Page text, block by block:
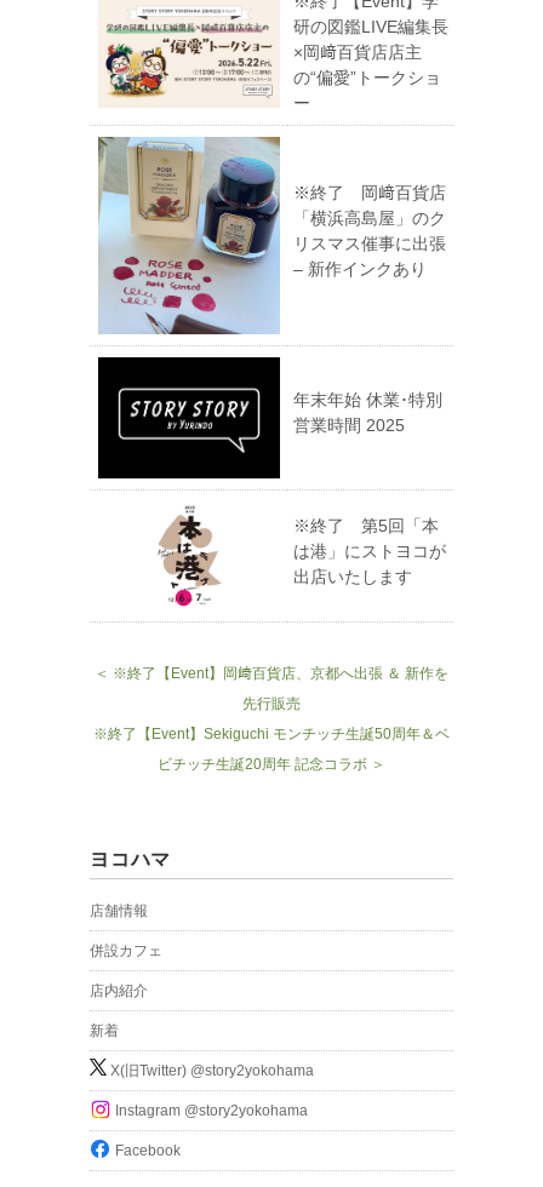
研の図鑑LIVE編集長
×岡﨑百貨店店主
の“偏愛”トークショ
ー
※終了 岡﨑百貨店
「横浜高島屋」のク
リスマス催事に出張
– 新作インクあり
年末年始 休業･特別
営業時間 2025
※終了 第5回「本
は港」にストヨコが
出店いたします
＜ ※終了【Event】岡﨑百貨店、京都へ出張 ＆ 新作を
先行販売
※終了【Event】Sekiguchi モンチッチ生誕50周年＆ベ
ビチッチ生誕20周年 記念コラボ ＞
ヨコハマ
店舗情報
併設カフェ
店内紹介
新着
X(旧Twitter) @story2yokohama
Instagram @story2yokohama
Facebook